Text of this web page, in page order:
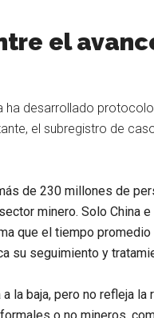
el
ha desarrollado
el subregistro de
de 230 millones de
minero. Solo China
que el tiempo
su seguimiento y
la baja, pero no refleja